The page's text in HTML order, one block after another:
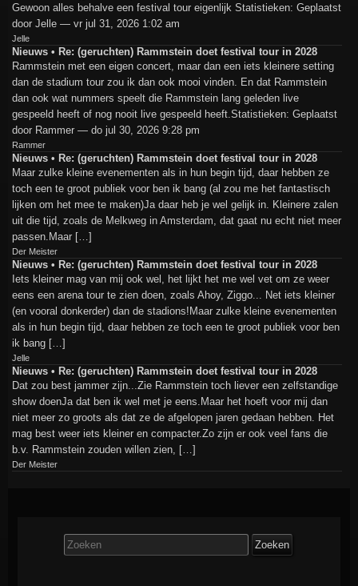
Gewoon alles behalve een festival tour eigenlijk Statistieken: Geplaatst
door Jelle — vr jul 31, 2026 1:02 am
Jelle
Nieuws • Re: (geruchten) Rammstein doet festival tour in 2028
Rammstein met een eigen concert, maar dan een iets kleinere setting
dan de stadium tour zou ik dan ook mooi vinden. En dat Rammstein
dan ook wat nummers speelt die Rammstein lang geleden live
gespeeld heeft of nog nooit live gespeeld heeft.Statistieken: Geplaatst
door Rammer — do jul 30, 2026 9:28 pm
Rammer
Nieuws • Re: (geruchten) Rammstein doet festival tour in 2028
Maar zulke kleine evenementen als in hun begin tijd, daar hebben ze
toch een te groot publiek voor ben ik bang (al zou me het fantastisch
lijken om het mee te maken)Ja daar heb je wel gelijk in. Kleinere zalen
uit die tijd, zoals de Melkweg in Amsterdam, dat gaat nu echt niet meer
passen.Maar […]
Der Meister
Nieuws • Re: (geruchten) Rammstein doet festival tour in 2028
Iets kleiner mag van mij ook wel, het lijkt het me wel vet om ze weer
eens een arena tour te zien doen, zoals Ahoy, Ziggo... Net iets kleiner
(en vooral donkerder) dan de stadions!Maar zulke kleine evenementen
als in hun begin tijd, daar hebben ze toch een te groot publiek voor ben
ik bang […]
Jelle
Nieuws • Re: (geruchten) Rammstein doet festival tour in 2028
Dat zou best jammer zijn...Zie Rammstein toch liever een zelfstandige
show doenJa dat ben ik wel met je eens.Maar het hoeft voor mij dan
niet meer zo groots als dat ze de afgelopen jaren gedaan hebben. Het
mag best weer iets kleiner en compacter.Zo zijn er ook veel fans die
b.v. Rammstein zouden willen zien, […]
Der Meister
Zoek
naar: